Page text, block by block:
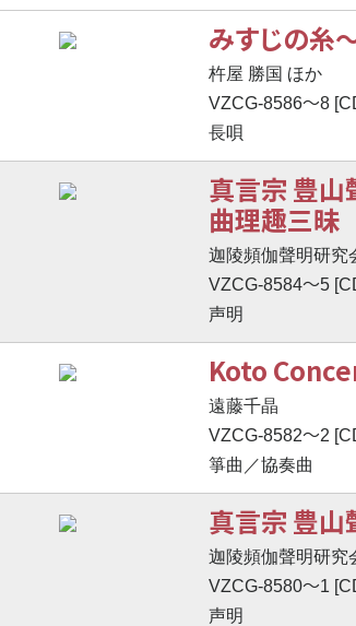
みすじの糸
杵屋 勝国 ほか
VZCG-8586〜8
長唄
真言宗 豊
曲理趣三昧
迦陵頻伽聲明研究
VZCG-8584〜5
声明
Koto
遠藤千晶
VZCG-8582〜2
箏曲／協奏曲
真言宗 豊山
迦陵頻伽聲明研究
VZCG-8580〜1
声明